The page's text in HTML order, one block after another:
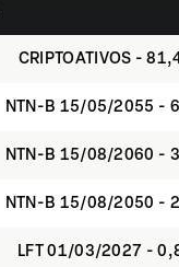
CRIPTOATIVOS -
NTN-B 15/05/2055 -
NTN-B 15/08/2060 -
NTN-B 15/08/2050 -
LFT 01/03/2027 -